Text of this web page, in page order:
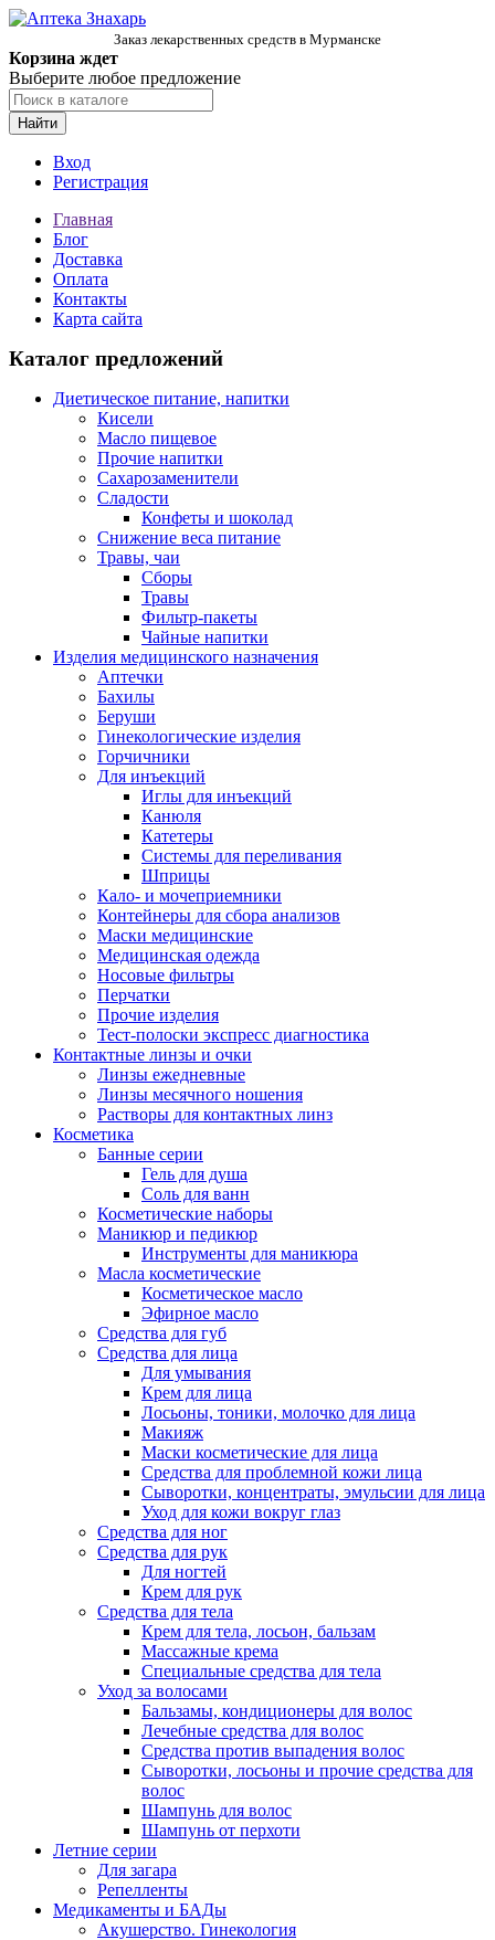
Заказ лекарственных средств в Мурманске
Корзина ждет
Выберите любое предложение
Найти
Вход
Регистрация
Главная
Блог
Доставка
Оплата
Контакты
Карта сайта
Каталог предложений
Диетическое питание, напитки
Кисели
Масло пищевое
Прочие напитки
Сахарозаменители
Сладости
Конфеты и шоколад
Снижение веса питание
Травы, чаи
Сборы
Травы
Фильтр-пакеты
Чайные напитки
Изделия медицинского назначения
Аптечки
Бахилы
Беруши
Гинекологические изделия
Горчичники
Для инъекций
Иглы для инъекций
Канюля
Катетеры
Системы для переливания
Шприцы
Кало- и мочеприемники
Контейнеры для сбора анализов
Маски медицинские
Медицинская одежда
Носовые фильтры
Перчатки
Прочие изделия
Тест-полоски экспресс диагностика
Контактные линзы и очки
Линзы ежедневные
Линзы месячного ношения
Растворы для контактных линз
Косметика
Банные серии
Гель для душа
Соль для ванн
Косметические наборы
Маникюр и педикюр
Инструменты для маникюра
Масла косметические
Косметическое масло
Эфирное масло
Средства для губ
Средства для лица
Для умывания
Крем для лица
Лосьоны, тоники, молочко для лица
Макияж
Маски косметические для лица
Средства для проблемной кожи лица
Сыворотки, концентраты, эмульсии для лица
Уход для кожи вокруг глаз
Средства для ног
Средства для рук
Для ногтей
Крем для рук
Средства для тела
Крем для тела, лосьон, бальзам
Массажные крема
Специальные средства для тела
Уход за волосами
Бальзамы, кондиционеры для волос
Лечебные средства для волос
Средства против выпадения волос
Сыворотки, лосьоны и прочие средства для
волос
Шампунь для волос
Шампунь от перхоти
Летние серии
Для загара
Репелленты
Медикаменты и БАДы
Акушерство. Гинекология